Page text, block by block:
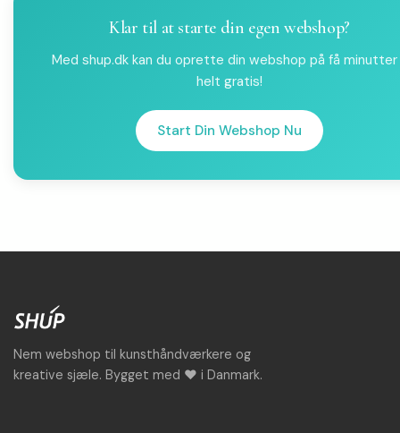
Klar til at starte din egen webshop?
Med shup.dk kan du oprette din webshop på få
helt gratis!
Start Din Webshop Nu
Nem webshop til kunsthåndværkere og
kreative sjæle. Bygget med ♥ i Danmark.